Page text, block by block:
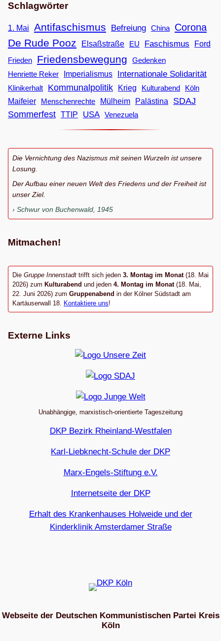
Schlagwörter
1. Mai Antifaschismus Befreiung China Corona
De Rude Pooz Elsaßstraße EU Faschismus
Ford
Frieden
Friedensbewegung
Gedenken
Henriette Reker
Imperialismus Internationale Solidarität
Klinikerhalt Kommunalpolitik Krieg Kulturabend
Köln
Maifeier
Menschenrechte Mülheim Palästina
SDAJ
Sommerfest TTIP USA Venezuela
Die Vernichtung des Nazismus mit seinen Wurzeln ist unsere
Losung.
Der Aufbau einer neuen Welt des Friedens und der Freiheit ist
unser Ziel.
Schwur von Buchenwald, 1945
Mitmachen!
Die Gruppe Innenstadt trifft sich jeden 3. Montag im Monat (18. Mai
2026) zum Kulturabend und jeden 4. Montag im Monat(18. Mai,
22. Juni 2026) zum Gruppenabend in der Kölner Südstadt am
Kartäuserwall 18. Kontaktiere uns!
Externe Links
Unabhängige, marxistisch-orientierte Tageszeitung
DKP Bezirk Rheinland-Westfalen
Karl-Liebknecht-Schule der DKP
Marx-Engels-Stiftung e.V.
Internetseite der DKP
Erhalt des Krankenhauses Holweide und der
Kinderklinik Amsterdamer Straße
Webseite der Deutschen Kommunistischen Partei Kreis
Köln